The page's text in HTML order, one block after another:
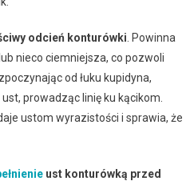
odcień konturówki . Powinna
nieco ciemniejsza, co pozwoli
od łuku kupidyna,
prowadząc linię ku kącikom.
ustom wyrazistości i sprawia, że
ust konturówką przed